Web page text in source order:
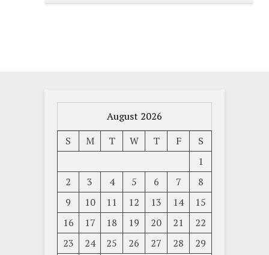
August 2026
S
M T W T F
S
1
2
3 4 5 6 7
8
9
10 11 12 13 14
15
16
17 18 19 20 21
22
23
24 25 26 27 28 29